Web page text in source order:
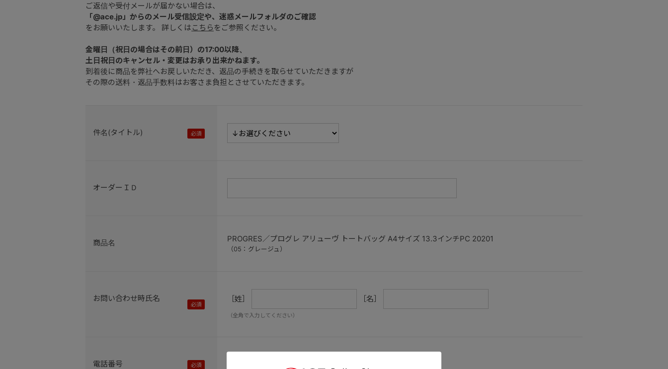
ご返信や受付メールが届かない場合は、
「@ace.jp」からのメール受信設定や、迷惑メールフォルダのご確認
をお願いいたします。 詳しくは こちら をご参照ください。
金曜日（祝日の場合はその前日）の17:00以降、
土日祝日のキャンセル・変更はお承り出来かねます。
到着後に商品を弊社へお戻しいただき、返品の手続きを取らせていただきますが
その際の送料・返品手数料はお客さま負担とさせていただきます。
件名(タイトル)
オーダーＩＤ
商品名 PROGRES／プログレ アリューヴ トートバッグ A4サイズ 13.3インチPC 20201
（05：グレージュ）
お問い合わせ時氏名 ［姓］ ［名］
（全角で入力してください）
電話番号